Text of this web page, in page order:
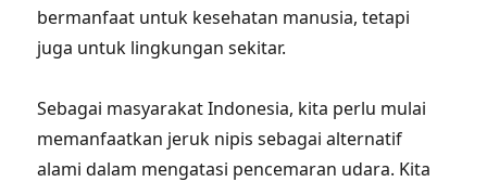
bermanfaat untuk kesehatan manusia, tetapi
juga untuk lingkungan sekitar.
Sebagai masyarakat Indonesia, kita perlu mulai
memanfaatkan jeruk nipis sebagai alternatif
alami dalam mengatasi pencemaran udara. Kita